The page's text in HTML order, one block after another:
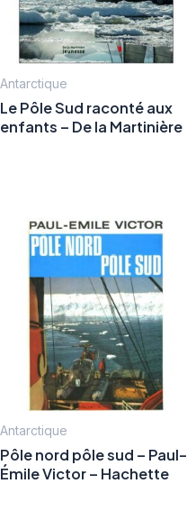
Antarctique
Le Pôle Sud raconté aux
enfants – De la Martinière
Antarctique
Pôle nord pôle sud – Paul-
Émile Victor – Hachette